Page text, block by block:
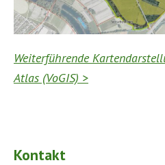
Weiterführende
Atlas (VoGIS) >
Kontakt